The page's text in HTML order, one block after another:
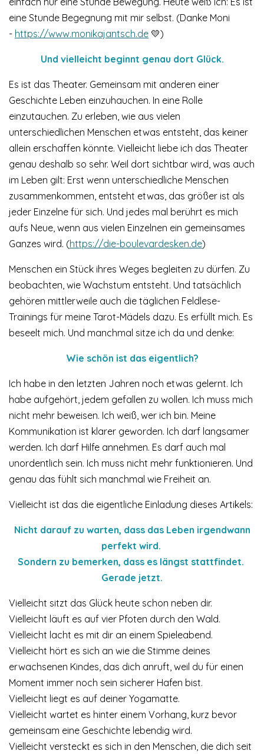
eine Stunde Begegnung mit mir selbst. (Danke Moni
- https://www.monikajantsch.de 💛)
Und vielleicht beginnt genau dort Glück.
Es ist das Theater. Gemeinsam mit anderen einer
Geschichte Leben einzuhauchen. In eine Rolle
einzutauchen. Zu erleben, wie aus vielen
unterschiedlichen Menschen etwas entsteht, das keiner
allein erschaffen könnte. Vielleicht liebe ich das Theater
genau deshalb so sehr. Weil dort sichtbar wird, was auch
im Leben gilt: Erst wenn unterschiedliche Menschen
zusammenkommen, entsteht etwas, das größer ist als
jeder Einzelne für sich. Und jedes mal berührt es mich
aufs Neue, wenn aus vielen Einzelnen ein gemeinsames
Ganzes wird. (https://die-boulevardesken.de)
Menschen ein Stück ihres Weges begleiten zu dürfen. Zu
beobachten, wie Wachstum entsteht. Und tatsächlich
gehören mittlerweile auch die täglichen Feldlese-
Trainings für meine Tarot-Mädels dazu. Es erfüllt mich. Es
beseelt mich. Und manchmal sitze ich da und denke:
Wie schön ist das eigentlich?
Ich habe in den letzten Jahren noch etwas gelernt. Ich
habe aufgehört, jedem gefallen zu wollen. Ich muss mich
nicht mehr beweisen. Ich weiß, wer ich bin. Meine
Kommunikation ist klarer geworden. Ich darf langsamer
werden. Ich darf Hilfe annehmen. Es darf auch mal
unordentlich sein. Ich muss nicht mehr funktionieren. Und
genau das fühlt sich manchmal wie Freiheit an.
Vielleicht ist das die eigentliche Einladung dieses Artikels:
Nicht darauf zu warten, dass das Leben irgendwann
perfekt wird.
Sondern zu bemerken, dass es längst stattfindet.
Gerade jetzt.
Vielleicht sitzt das Glück heute schon neben dir.
Vielleicht läuft es auf vier Pfoten durch den Wald.
Vielleicht lacht es mit dir an einem Spieleabend.
Vielleicht hört es sich an wie die Stimme deines
erwachsenen Kindes, das dich anruft, weil du für einen
Moment immer noch sein sicherer Hafen bist.
Vielleicht liegt es auf deiner Yogamatte.
Vielleicht wartet es hinter einem Vorhang, kurz bevor
gemeinsam eine Geschichte lebendig wird.
Vielleicht versteckt es sich in den Menschen, die dich seit